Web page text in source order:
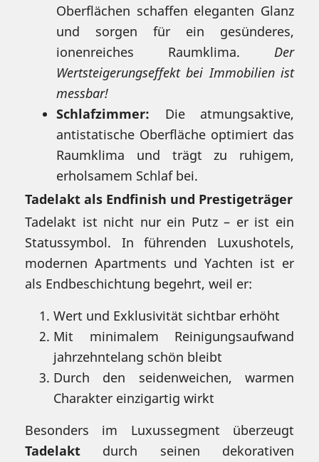
Oberflächen schaffen eleganten Glanz
und sorgen für ein gesünderes,
ionenreiches Raumklima. Der
Wertsteigerungseffekt bei Immobilien ist
messbar!
Schlafzimmer: Die atmungsaktive,
antistatische Oberfläche optimiert das
Raumklima und trägt zu ruhigem,
erholsamem Schlaf bei.
Tadelakt als Endfinish und Prestigeträger
Tadelakt ist nicht nur ein Putz – er ist ein
Statussymbol. In führenden Luxushotels,
modernen Apartments und Yachten ist er
als Endbeschichtung begehrt, weil er:
Wert und Exklusivität sichtbar erhöht
Mit minimalem Reinigungsaufwand
jahrzehntelang schön bleibt
Durch den seidenweichen, warmen
Charakter einzigartig wirkt
Besonders im Luxussegment überzeugt
Tadelakt durch seinen dekorativen